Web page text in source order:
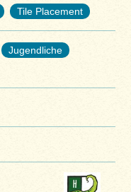
Tile Placement
Jugendliche